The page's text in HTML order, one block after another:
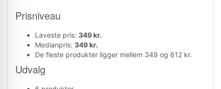
Prisniveau
Laveste pris: 349 kr.
Medianpris: 349 kr.
De fleste produkter ligger mellem 349 og 612 kr.
Udvalg